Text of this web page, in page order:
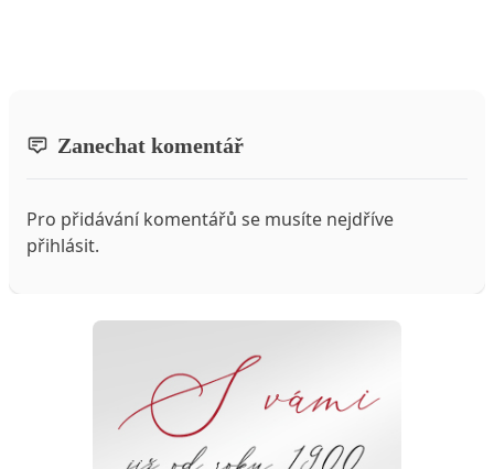
Zanechat komentář
Pro přidávání komentářů se musíte nejdříve
přihlásit.